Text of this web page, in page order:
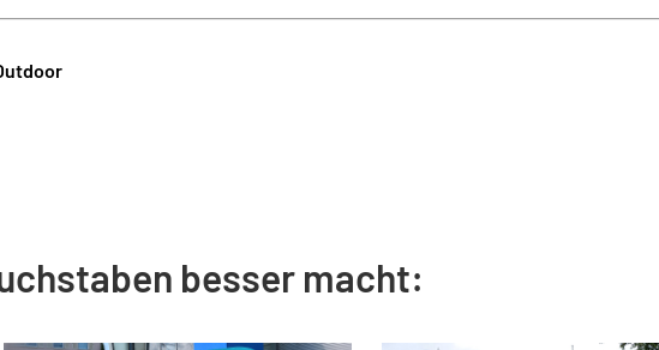
besser macht: